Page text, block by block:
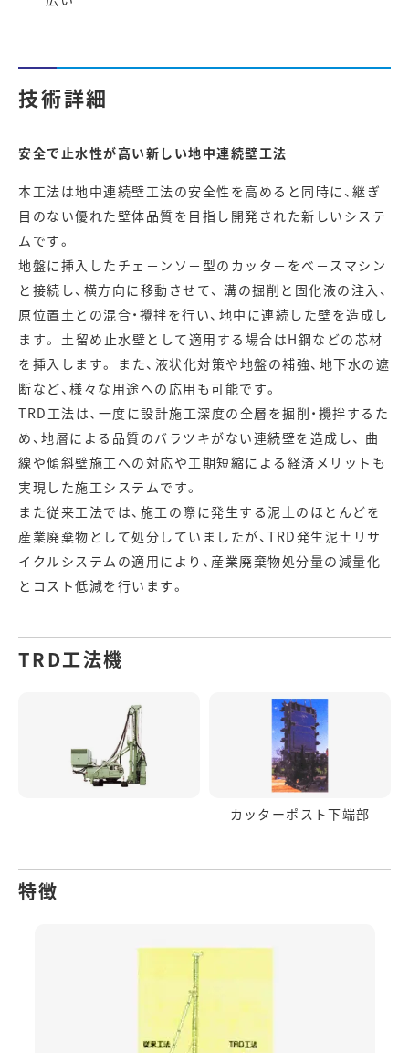
技術詳細
安全で止水性が高い新しい地中連続壁工法
本工法は地中連続壁工法の安全性を高めると同時に、継ぎ
目のない優れた壁体品質を目指し開発された新しいシステ
ムです。
地盤に挿入したチェ－ンソ－型のカッタ－をベ－スマシン
と接続し、横方向に移動させて、 溝の掘削と固化液の注入、
原位置土との混合・攪拌を行い、地中に連続した壁を造成し
ます。 土留め止水壁として適用する場合はH鋼などの芯材
を挿入します。 また、液状化対策や地盤の補強、地下水の遮
断など、様々な用途への応用も可能です。
TRD工法は、一度に設計施工深度の全層を掘削・攪拌するた
め、地層による品質のバラツキがない連続壁を造成し、 曲
線や傾斜壁施工への対応や工期短縮による経済メリットも
実現した施工システムです。
また従来工法では、施工の際に発生する泥土のほとんどを
産業廃棄物として処分していましたが、TRD発生泥土リサ
イクルシステムの適用により、産業廃棄物処分量の減量化
とコスト低減を行います。
TRD工法機
カッターポスト下端部
特徴